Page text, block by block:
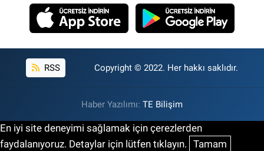
RSS Copyright © 2022. Her hakkı saklıdır.
Haber Yazılımı: TE Bilişim
En iyi site deneyimi sağlamak için çerezlerden
faydalanıyoruz. Detaylar için lütfen tıklayın. Tamam